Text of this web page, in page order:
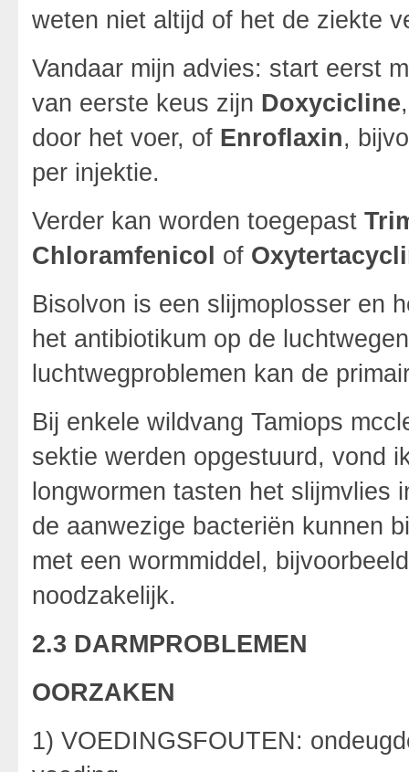
weten niet altijd of het de ziekte
Vandaar mijn advies: start eerst
van eerste keus zijn Doxycicline
door het voer, of Enroflaxin,
per injektie.
Verder kan worden toegepast
Chloramfenicol of
Bisolvon is een slijmoplosser en
het antibiotikum op de
luchtwegproblemen kan de
Bij enkele wildvang Tamiops
sektie werden opgestuurd, vond
longwormen tasten het slijmvlies
de aanwezige bacteriën kunnen
met een wormmiddel,
noodzakelijk.
2.3 DARMPROBLEMEN
OORZAKEN
1) VOEDINGSFOUTEN: